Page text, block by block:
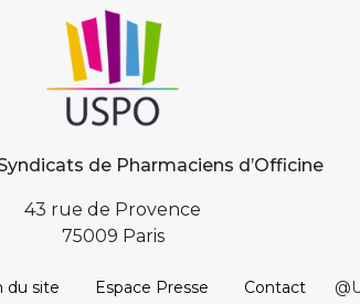
de Pharmaciens d’Officine
43 rue de Provence
75009 Paris
du site Espace Presse Contact